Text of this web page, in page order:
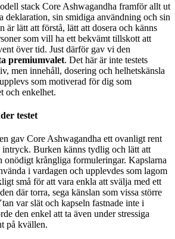
stack Core Ashwagandha framför allt ut
deklaration, sin smidiga användning och sin
är lätt att förstå, lätt att dosera och känns
som vill ha ett bekvämt tillskott att
över tid. Just därför gav vi den
premiumvalet. Det här är inte testets
men innehåll, dosering och helhetskänsla
som motiverad för dig som
och enkelhet.
testet
gav Core Ashwagandha ett ovanligt rent
intryck. Burken känns tydlig och lätt att
onödigt krångliga formuleringar. Kapslarna
i vardagen och upplevdes som lagom
små för att vara enkla att svälja med ett
där torra, sega känslan som vissa större
var slät och kapseln fastnade inte i
den enkel att ta även under stressiga
på kvällen.